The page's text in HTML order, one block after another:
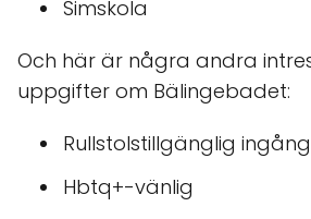
Simskola
Och här är några andra
uppgifter om Bälingebadet:
Rullstolstillgänglig ingång
Hbtq+-vänlig